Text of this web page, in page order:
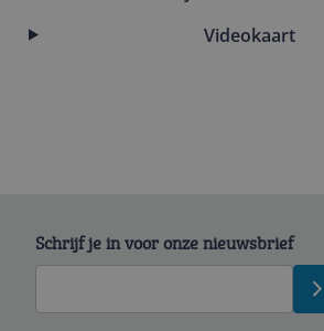
Videokaart
Schrijf je in voor onze nieuwsbrief